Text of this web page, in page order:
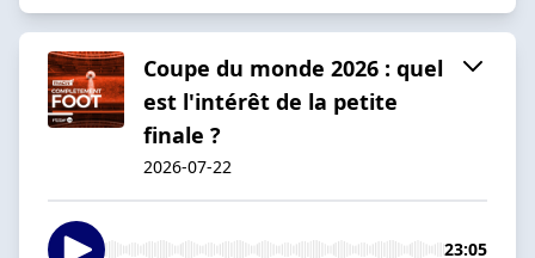
Coupe du monde 2026 : quel
est l'intérêt de la petite
finale ?
2026-07-22
23:05